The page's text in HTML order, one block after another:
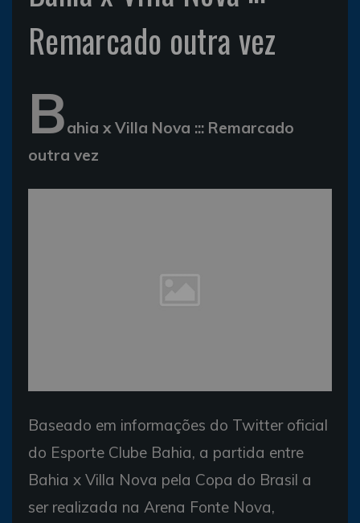
Remarcado outra vez
Bahia x Villa Nova ::: Remarcado
outra vez
Baseado em informações do Twitter oficial
do Esporte Clube Bahia , a partida entre
Bahia x Villa Nova pela Copa do Brasil a
ser realizada na Arena Fonte Nova,